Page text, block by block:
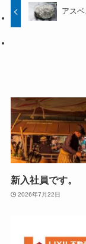
アス
新入社員です。
2026年7月22日